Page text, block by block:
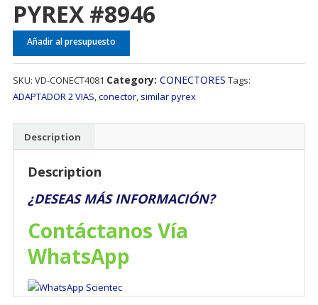
PYREX #8946
Añadir al presupuesto
SKU: VD-CONECT4081 Category: CONECTORES Tags:
ADAPTADOR 2 VIAS,conector, similar pyrex
Description
Description
¿DESEAS MÁS INFORMACIÓN?
Contáctanos Vía
WhatsApp